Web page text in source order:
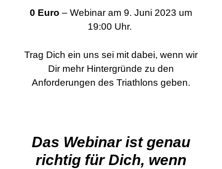
0 Euro – Webinar am 9. Juni 2023 um
19:00 Uhr.
Trag Dich ein uns sei mit dabei, wenn wir
Dir mehr Hintergründe zu den
Anforderungen des Triathlons geben.
Das Webinar ist genau
richtig für Dich, wenn